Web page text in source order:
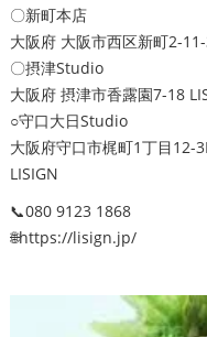
〇新町本店
大阪府 大阪市西区新町2-
〇摂津Studio
大阪府 摂津市香露園7-18
○守口大日Studio
大阪府守口市梶町1丁目12-
LISIGN
📞080 9123 1868
🌐https://lisign.jp/